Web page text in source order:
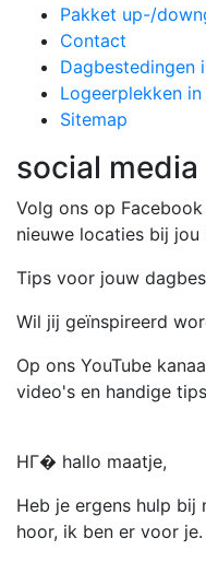
Pakket up-/
Contact
Dagbestedingen
Logeerplekken
Sitemap
social media
Volg ons op
nieuwe locaties bij jou
Tips voor jouw
Wil jij geïnspireerd
Op ons YouTube
video's en handige
HГ� hallo maatje,
Heb je ergens hulp bij
hoor, ik ben er voor je.